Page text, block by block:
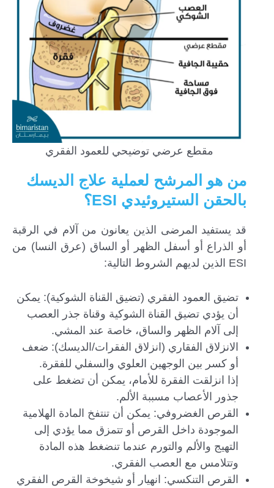
مقطع عرضي توضيحي للعمود الفقري
من هو المرشح لعملية علاج الديسك
بالحقن الستيروئيدي ESI؟
قد يستفيد المرضى الذين يعانون من آلام في الرقبة
أو الذراع أو أسفل الظهر أو الساق (عرق النسا) من
ESI الذين لديهم الشروط التالية:
تضيق العمود الفقري (تضيق القناة الشوكية): يمكن
أن يؤدي تضيق القناة الشوكية وقناة جذر العصب
إلى آلام الظهر والساق، خاصة عند المشي.
الانزلاق الفقاري (انزلاق الفقرات/الديسك): ضعف
أو كسر بين الوجهين العلوي والسفلي للفقرة.
إذا انزلقت الفقرة للأمام، يمكن أن تضغط على
جذور الأعصاب مسببة الألم.
القرص الغضروفي: يمكن أن تنتفخ المادة الهلامية
الموجودة داخل القرص أو تتمزق مما يؤدي إلى
التهيج والألم والتورم عندما تنضغط هذه المادة
وتتلامس مع العصب الفقري.
القرص التنكسي: انهيار أو شيخوخة القرص الفقري